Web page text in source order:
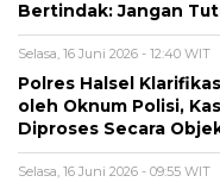
Bertindak: Jangan
Selasa, 16 Juni 2026 - 12:40 WIT
Polres Halsel
oleh Oknum Polisi,
Diproses Secara
Selasa, 16 Juni 2026 - 09:55 WIT